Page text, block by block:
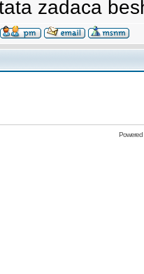
zadaca